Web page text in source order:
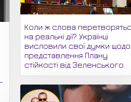
Коли ж слова
на реальні дії? Українці
висловили свої думки щодо
представлення Плану
стійкості від Зеленського.